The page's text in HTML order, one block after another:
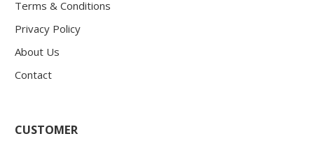
Terms & Conditions
Privacy Policy
About Us
Contact
CUSTOMER